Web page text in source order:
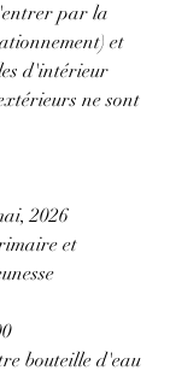
par la
et
d'intérieur
ne sont
2026
et
bouteille d'eau